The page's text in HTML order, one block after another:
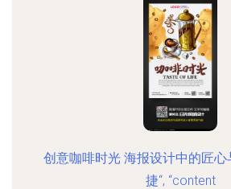
创意咖啡时光 海报设计中的匠
捷“, “content